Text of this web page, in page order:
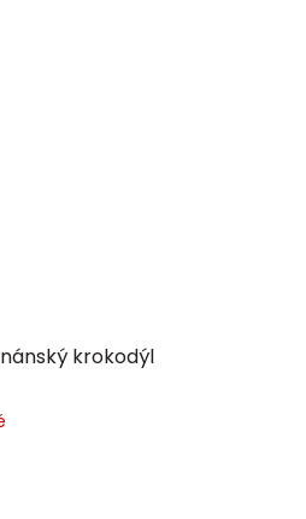
krokodýl